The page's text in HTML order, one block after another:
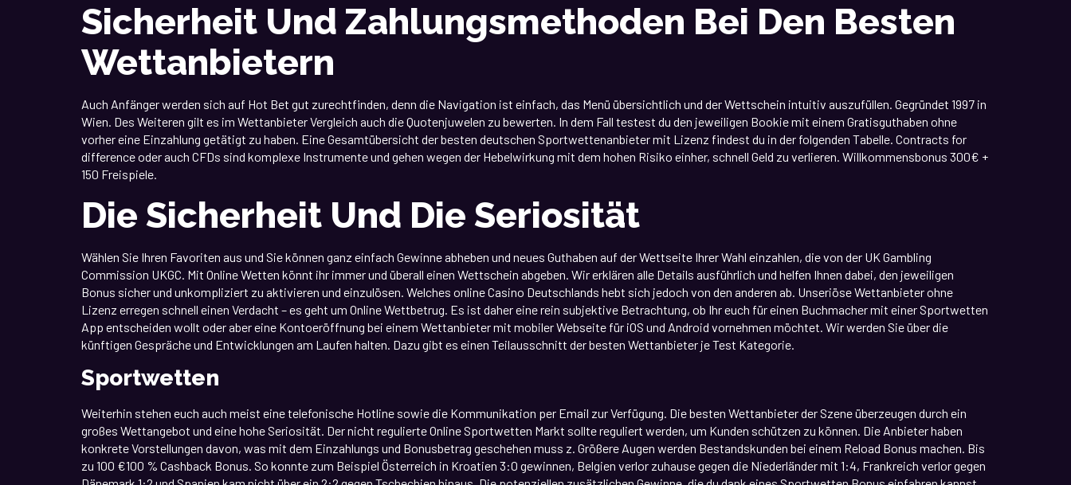
Sicherheit Und Zahlungsmethoden Bei Den Besten
Wettanbietern
Auch Anfänger werden sich auf Hot Bet gut zurechtfinden, denn die Navigation ist einfach, das Menü übersichtlich und der Wettschein intuitiv auszufüllen. Gegründet 1997 in
Wien. Des Weiteren gilt es im Wettanbieter Vergleich auch die Quotenjuwelen zu bewerten. In dem Fall testest du den jeweiligen Bookie mit einem Gratisguthaben ohne
vorher eine Einzahlung getätigt zu haben. Eine Gesamtübersicht der besten deutschen Sportwettenanbieter mit Lizenz findest du in der folgenden Tabelle. Contracts for
difference oder auch CFDs sind komplexe Instrumente und gehen wegen der Hebelwirkung mit dem hohen Risiko einher, schnell Geld zu verlieren. Willkommensbonus 300€ +
150 Freispiele.
Die Sicherheit Und Die Seriosität
Wählen Sie Ihren Favoriten aus und Sie können ganz einfach Gewinne abheben und neues Guthaben auf der Wettseite Ihrer Wahl einzahlen, die von der UK Gambling
Commission UKGC. Mit Online Wetten könnt ihr immer und überall einen Wettschein abgeben. Wir erklären alle Details ausführlich und helfen Ihnen dabei, den jeweiligen
Bonus sicher und unkompliziert zu aktivieren und einzulösen. Welches online Casino Deutschlands hebt sich jedoch von den anderen ab. Unseriöse Wettanbieter ohne
Lizenz erregen schnell einen Verdacht – es geht um Online Wettbetrug. Es ist daher eine rein subjektive Betrachtung, ob Ihr euch für einen Buchmacher mit einer Sportwetten
App entscheiden wollt oder aber eine Kontoeröffnung bei einem Wettanbieter mit mobiler Webseite für iOS und Android vornehmen möchtet. Wir werden Sie über die
künftigen Gespräche und Entwicklungen am Laufen halten. Dazu gibt es einen Teilausschnitt der besten Wettanbieter je Test Kategorie.
Sportwetten
Weiterhin stehen euch auch meist eine telefonische Hotline sowie die Kommunikation per Email zur Verfügung. Die besten Wettanbieter der Szene überzeugen durch ein
großes Wettangebot und eine hohe Seriosität. Der nicht regulierte Online Sportwetten Markt sollte reguliert werden, um Kunden schützen zu können. Die Anbieter haben
konkrete Vorstellungen davon, was mit dem Einzahlungs und Bonusbetrag geschehen muss z. Größere Augen werden Bestandskunden bei einem Reload Bonus machen. Bis
zu 100 €100 % Cashback Bonus. So konnte zum Beispiel Österreich in Kroatien 3:0 gewinnen, Belgien verlor zuhause gegen die Niederländer mit 1:4, Frankreich verlor gegen